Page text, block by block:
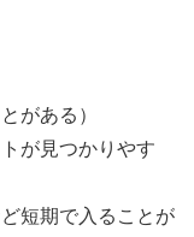
がある）
が見つかりやす
短期で入ることが